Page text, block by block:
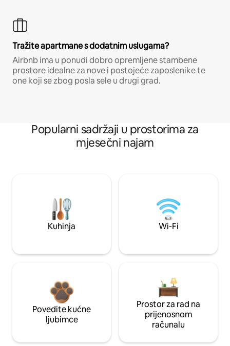
Tražite apartmane s dodatnim uslugama?
Airbnb ima u ponudi dobro opremljene stambene
prostore idealne za nove i postojeće zaposlenike te
one koji se zbog posla sele u drugi grad.
Popularni sadržaji u prostorima za
mjesečni najam
Kuhinja Wi-Fi
Povedite kućne
ljubimce
Prostor za rad na
prijenosnom
računalu